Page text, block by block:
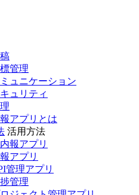
管理
ュニケーション
ュリティ
アプリとは
活用方法
報アプリ
アプリ
管理アプリ
管理